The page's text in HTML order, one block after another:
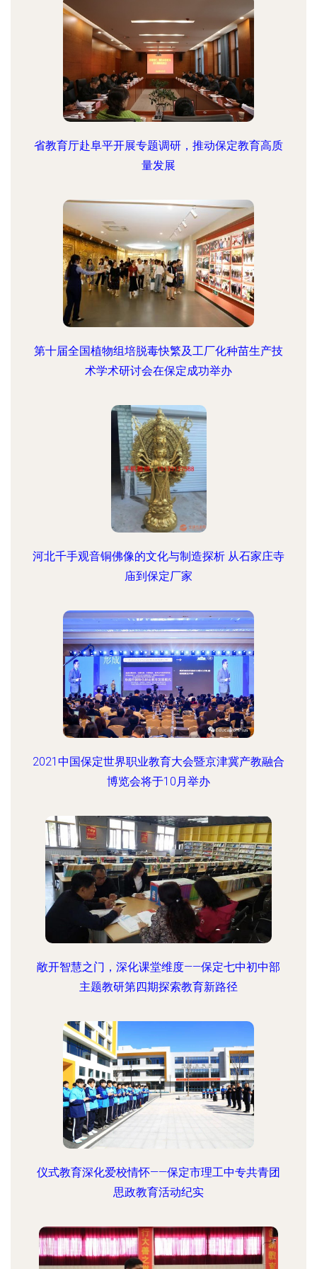
省教育厅赴阜平开展专题调研，推动保定教育高质
量发展
第十届全国植物组培脱毒快繁及工厂化种苗生产技
术学术研讨会在保定成功举办
河北千手观音铜佛像的文化与制造探析 从石家庄寺
庙到保定厂家
2021中国保定世界职业教育大会暨京津冀产教融合
博览会将于10月举办
敞开智慧之门，深化课堂维度——保定七中初中部
主题教研第四期探索教育新路径
仪式教育深化爱校情怀——保定市理工中专共青团
思政教育活动纪实